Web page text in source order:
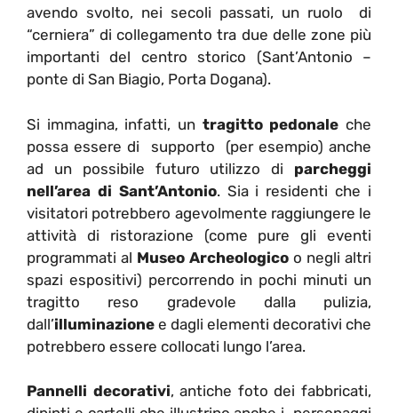
avendo svolto, nei secoli passati, un ruolo di
“cerniera” di collegamento tra due delle zone più
importanti del centro storico (Sant’Antonio –
ponte di San Biagio, Porta Dogana).
Si immagina, infatti, un tragitto pedonale che
possa essere di supporto (per esempio) anche
ad un possibile futuro utilizzo di parcheggi
nell’area di Sant’Antonio. Sia i residenti che i
visitatori potrebbero agevolmente raggiungere le
attività di ristorazione (come pure gli eventi
programmati al Museo Archeologico o negli altri
spazi espositivi) percorrendo in pochi minuti un
tragitto reso gradevole dalla pulizia,
dall’illuminazione e dagli elementi decorativi che
potrebbero essere collocati lungo l’area.
Pannelli decorativi, antiche foto dei fabbricati,